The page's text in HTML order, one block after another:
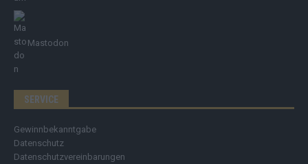
Mastodon
SERVICE
Gewinnbekanntgabe
Datenschutz
Datenschutzvereinbarungen